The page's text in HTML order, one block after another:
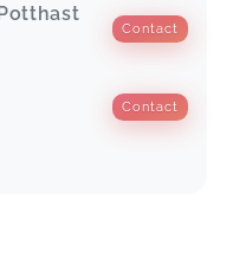
Contact
Contact